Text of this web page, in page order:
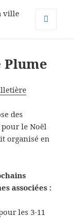
des
pour le Noël
organisé en
associées :
les 3-11